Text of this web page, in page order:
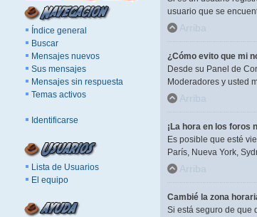
Índice general
Buscar
Mensajes nuevos
Sus mensajes
Mensajes sin respuesta
Temas activos
Identificarse
Lista de Usuarios
El equipo
usuario que se
Arriba
¿Cómo evito que mi
Desde su Panel de
Moderadores y usted
Arriba
¡La hora en los foros
Es posible que esté
París, Nueva York,
Arriba
Cambié la zona
Si está seguro de que